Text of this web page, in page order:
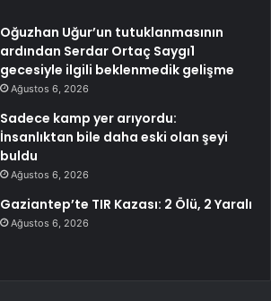
Oğuzhan Uğur’un tutuklanmasının
ardından Serdar Ortaç Saygı1
gecesiyle ilgili beklenmedik gelişme
Ağustos 6, 2026
Sadece kamp yer arıyordu:
İnsanlıktan bile daha eski olan şeyi
buldu
Ağustos 6, 2026
Gaziantep’te TIR Kazası: 2 Ölü, 2 Yaralı
Ağustos 6, 2026